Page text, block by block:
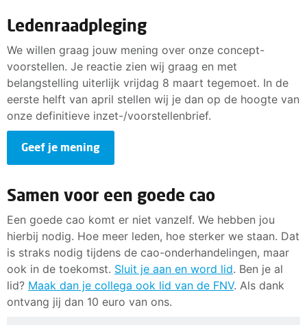
Ledenraadpleging
We willen graag jouw mening over onze concept-
voorstellen. Je reactie zien wij graag en met
belangstelling uiterlijk vrijdag 8 maart tegemoet. In de
eerste helft van april stellen wij je dan op de hoogte van
onze definitieve inzet-/voorstellenbrief.
Geef je mening
Samen voor een goede cao
Een goede cao komt er niet vanzelf. We hebben jou
hierbij nodig. Hoe meer leden, hoe sterker we staan. Dat
is straks nodig tijdens de cao-onderhandelingen, maar
ook in de toekomst. Sluit je aan en word lid. Ben je al
lid? Maak dan je collega ook lid van de FNV. Als dank
ontvang jij dan 10 euro van ons.